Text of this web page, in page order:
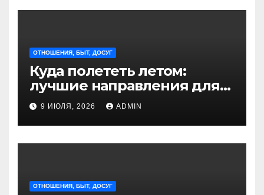
ОТНОШЕНИЯ, БЫТ, ДОСУГ
Куда полететь летом:
лучшие направления для
отдыха из Санкт-
Петербурга
9 ИЮЛЯ, 2026 ADMIN
ОТНОШЕНИЯ, БЫТ, ДОСУГ